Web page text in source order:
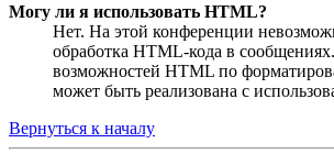
Могу ли я использовать HTML?
Нет. На этой конференции
обработка HTML-кода в
возможностей HTML по
может быть реализована с
Вернуться к началу